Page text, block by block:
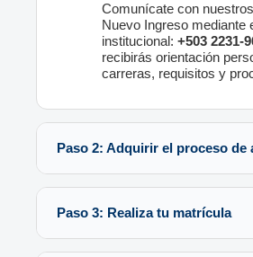
Comunícate con
Nuevo Ingreso mediante
institucional: +503 2231-
recibirás orientación
carreras, requisitos y
Paso 2: Adquirir el proceso de
Paso 3: Realiza tu matrícula